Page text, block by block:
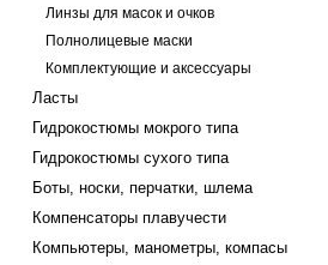
Линзы для масок и очков
Полнолицевые маски
Комплектующие и аксессуары
Ласты
Гидрокостюмы мокрого типа
Гидрокостюмы сухого типа
Боты, носки, перчатки, шлема
Компенсаторы плавучести
Компьютеры, манометры, компасы